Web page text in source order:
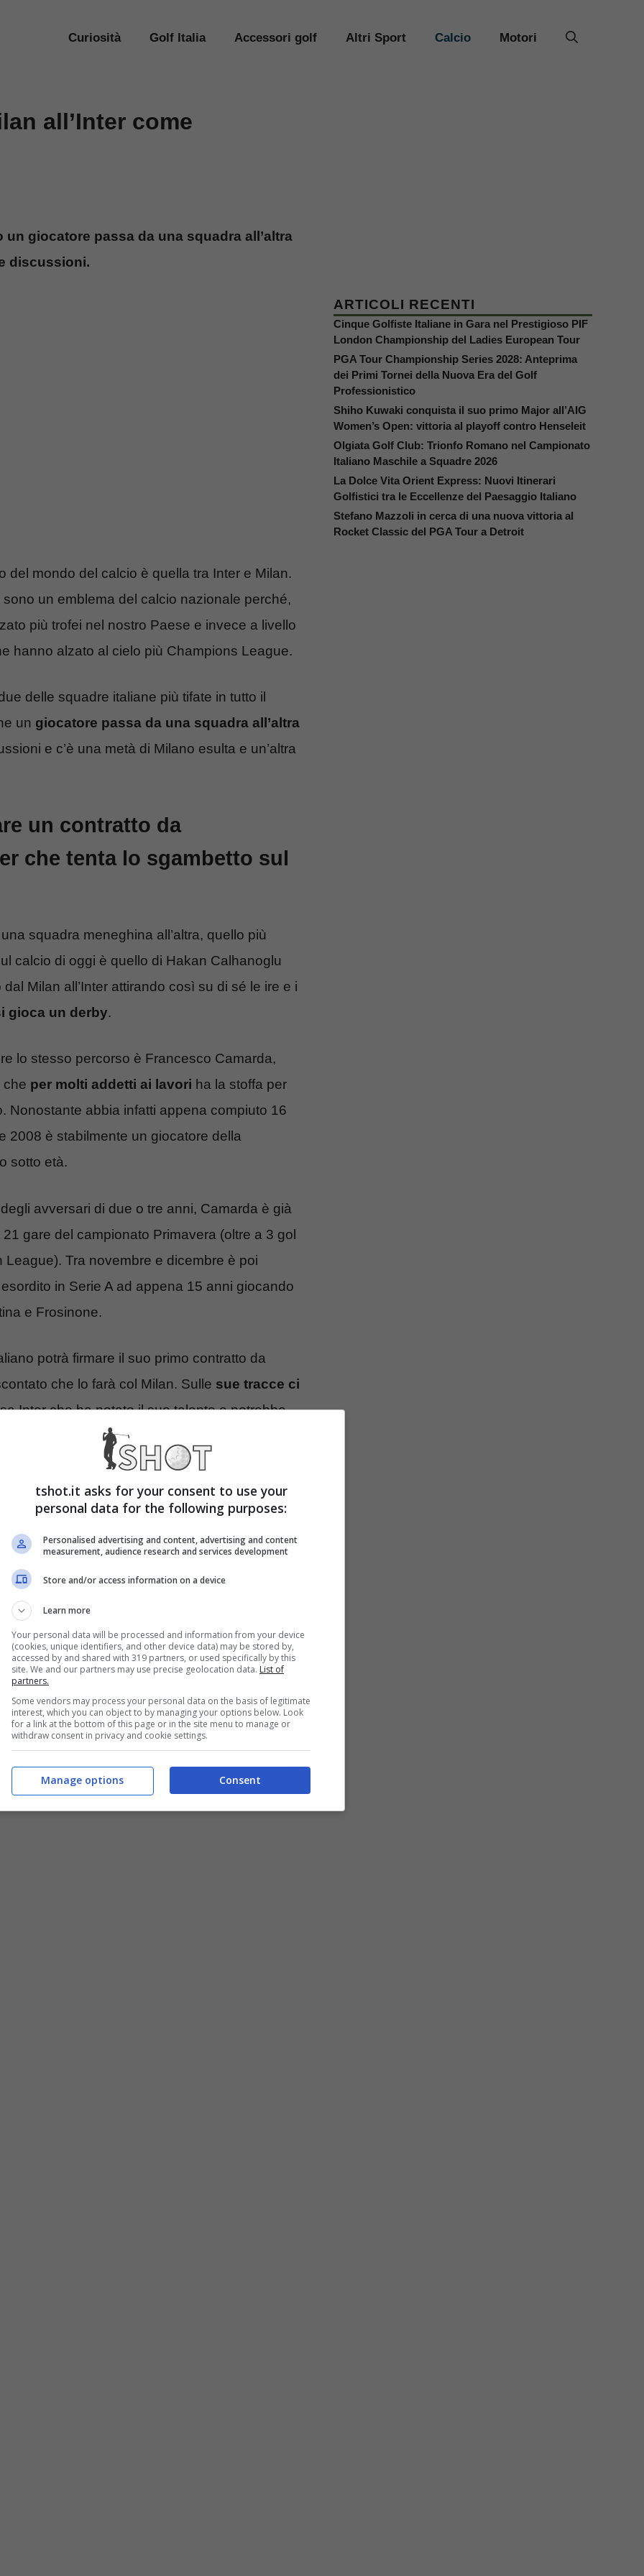
Curiosità Golf Italia Accessori golf Altri Sport Calcio Motori
all’Inter come
giocatore passa da una squadra all’altra
discussioni.
del mondo del calcio è quella tra Inter e Milan.
un emblema del calcio nazionale perché,
più trofei nel nostro Paese e invece a livello
hanno alzato al cielo più Champions League.
delle squadre italiane più tifate in tutto il
un giocatore passa da una squadra all’altra
e c’è una metà di Milano esulta e un’altra
un contratto da
che tenta lo sgambetto sul
squadra meneghina all’altra, quello più
calcio di oggi è quello di Hakan Calhanoglu
Milan all’Inter attirando così su di sé le ire e i
gioca un derby.
lo stesso percorso è Francesco Camarda,
che per molti addetti ai lavori ha la stoffa per
Nonostante abbia infatti appena compiuto 16
2008 è stabilmente un giocatore della
sotto età.
avversari di due o tre anni, Camarda è già
gare del campionato Primavera (oltre a 3 gol
Tra novembre e dicembre è poi
in Serie A ad appena 15 anni giocando
e Frosinone.
potrà firmare il suo primo contratto da
che lo farà col Milan. Sulle sue tracce ci
Inter che ha notato il suo talento e potrebbe
soffiandogli Camarda senza spendere un
ARTICOLI RECENTI
Cinque Golfiste Italiane in Gara nel Prestigioso PIF
London Championship del Ladies European Tour
PGA Tour Championship Series 2028: Anteprima
dei Primi Tornei della Nuova Era del Golf
Professionistico
Shiho Kuwaki conquista il suo primo Major all’AIG
Women’s Open: vittoria al playoff contro Henseleit
Olgiata Golf Club: Trionfo Romano nel Campionato
Italiano Maschile a Squadre 2026
La Dolce Vita Orient Express: Nuovi Itinerari
Golfistici tra le Eccellenze del Paesaggio Italiano
Stefano Mazzoli in cerca di una nuova vittoria al
Rocket Classic del PGA Tour a Detroit
tshot.it asks for your consent to use your
personal data for the following purposes:
Personalised advertising and content, advertising and content
measurement, audience research and services development
Store and/or access information on a device
Learn more
Your personal data will be processed and information from your device
(cookies, unique identifiers, and other device data) may be stored by,
accessed by and shared with 319 partners, or used specifically by this
site. We and our partners may use precise geolocation data. List of
partners.
Some vendors may process your personal data on the basis of legitimate
interest, which you can object to by managing your options below. Look
for a link at the bottom of this page or in the site menu to manage or
withdraw consent in privacy and cookie settings.
Consent
Manage options